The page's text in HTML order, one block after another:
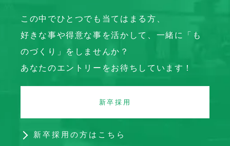
この中でひとつでも当てはまる方、
好きな事や得意な事を活かして、一緒に「も
のづくり」をしませんか？
あなたのエントリーをお待ちしています！
新卒採用
新卒採用の方はこちら